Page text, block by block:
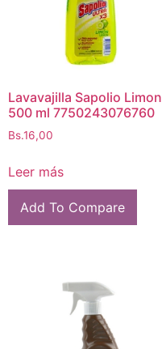
Lavavajilla Sapolio Limon
500 ml 7750243076760
Bs.16,00
Leer más
Add To Compare